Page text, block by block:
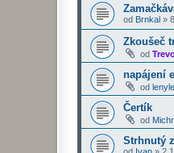
od Brnkal »
Zkoušeč
od
napájení
od
Čertík
od
Strhnutý